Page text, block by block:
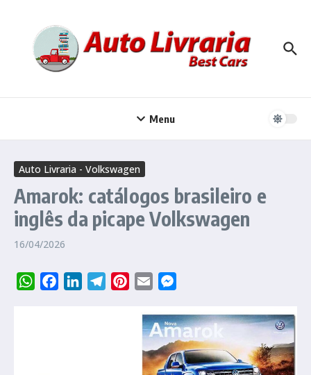
Menu
Auto Livraria - Volkswagen
Amarok: catálogos brasileiro e
inglês da picape Volkswagen
16/04/2026
WhatsAppFacebookLinkedInTelegramPinterest
Email